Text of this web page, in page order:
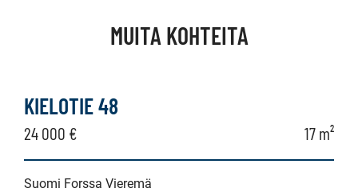
MUITA KOHTEITA
KIELOTIE 48
24 000 € 17 m²
Suomi Forssa Vieremä